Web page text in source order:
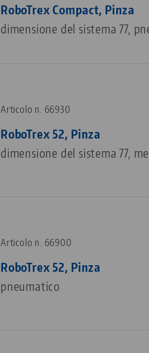
RoboTrex Compact, Pinza
dimensione del sistema 77,
Articolo n. 66930
RoboTrex 52, Pinza
dimensione del sistema 77,
Articolo n. 66900
RoboTrex 52, Pinza
pneumatico